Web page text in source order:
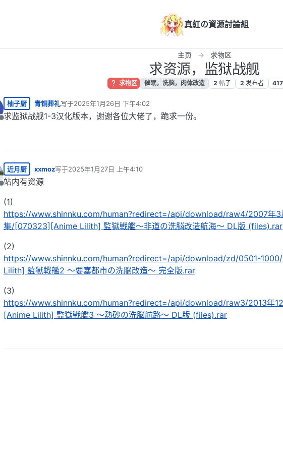
真紅の資源討論組
主页 求物区
求资源，监狱战舰
求物区 催眠，洗脑，肉体改造 2 帖子 2 发布者 417
离线
柚子厨 青铜葬礼写于2025年1月26日 下午4:02
最后由 编辑
求监狱战舰1-3汉化版本，谢谢各位大佬了，跪求一份。
离线
近月厨 xxmoz写于2025年1月27日 上午4:10
最后由 编辑
站内有资源
(1)
https://www.shinnku.com/human?redirect=/api/download/raw4/2007年3
集/[070323][Anime Lilith] 監獄戦艦～非道の洗脳改造航海～ DL版 (files).rar
(2)
https://www.shinnku.com/human?redirect=/api/download/zd/0501-
Lilith] 監獄戦艦2 ～要塞都市の洗脳改造～ 完全版.rar
(3)
https://www.shinnku.com/human?redirect=/api/download/raw3/2013年
[Anime Lilith] 監獄戦艦3 ～熱砂の洗脳航路～ DL版 (files).rar